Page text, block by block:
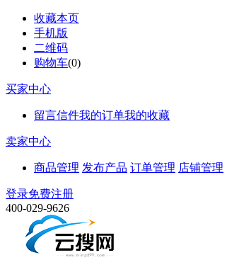
收藏本页
手机版
二维码
购物车(0)
买家中心
留言信件我的订单我的收藏
卖家中心
商品管理 发布产品 订单管理 店铺管理
登录免费注册
400-029-9626